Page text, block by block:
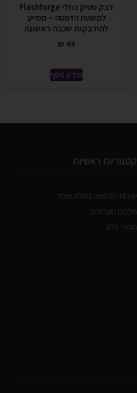
דבק סטיק נוזלי Flashforge
למשטח הדפסה – מסייע
להידבקות שכבה ראשונה
₪ 49
מידע נוסף
קטגוריות ראשיות
שירותי הדפסה בתלת מימד
חלקים ואביזרים
חומרי גלם